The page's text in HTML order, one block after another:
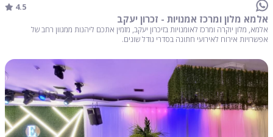
4.5
אלמא מלון ומרכז אמנויות - זכרון יעקב
אלמא, מלון יוקרה ומרכז לאומנויות בזיכרון יעקב, מזמין אתכם ליהנות ממגוון רחב של
אפשרויות אירוח לאירועי חתונה בסדרי גודל שונים.